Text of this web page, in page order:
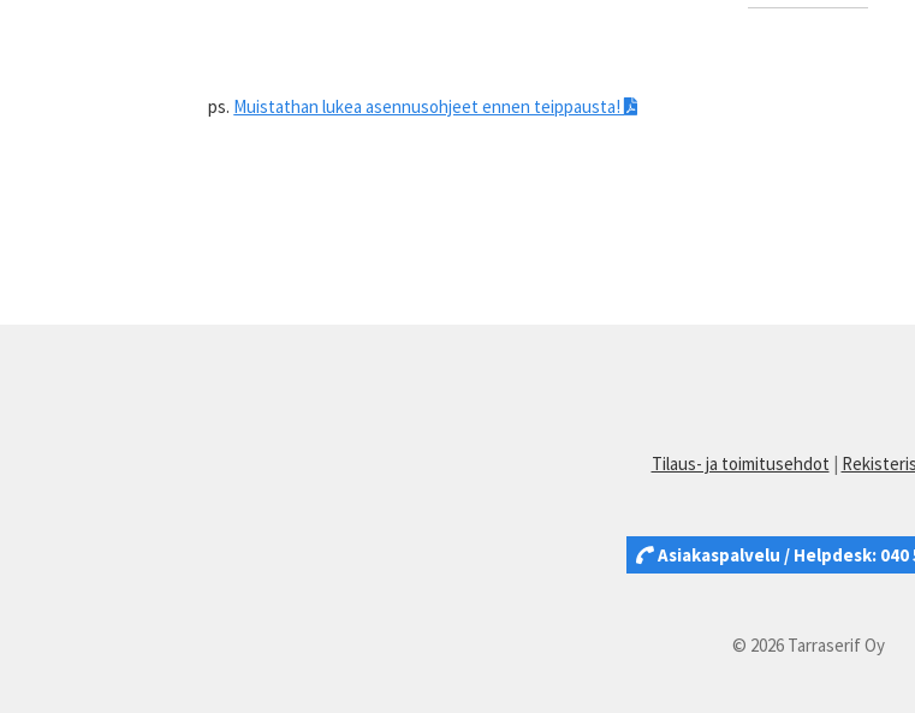
ps. Muistathan lukea asennusohjeet ennen teippausta!
Tilaus- ja toimitusehdot |
Asiakaspalvelu / Helpdesk: 040
© 2026 Tarraserif Oy